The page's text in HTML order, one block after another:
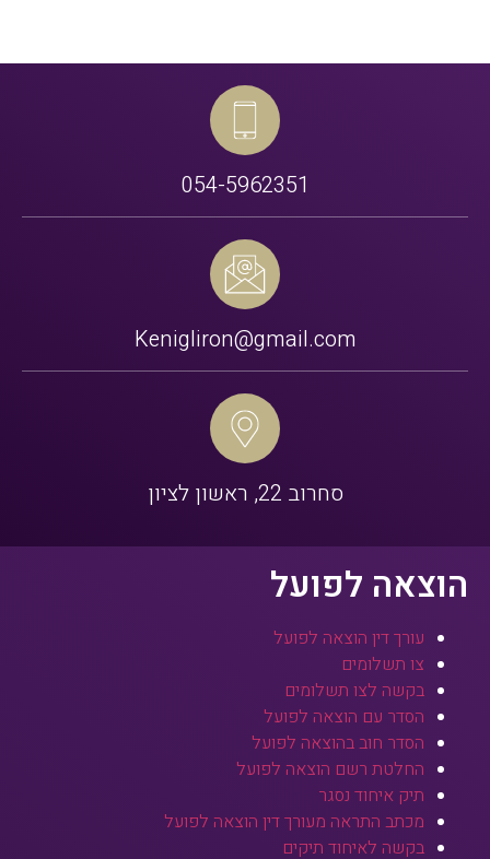
054-5962351
Kenigliron@gmail.com
סחרוב 22, ראשון לציון
הוצאה לפועל
עורך דין הוצאה לפועל
צו תשלומים
בקשה לצו תשלומים
הסדר עם הוצאה לפועל
הסדר חוב בהוצאה לפועל
החלטת רשם הוצאה לפועל
תיק איחוד נסגר
מכתב התראה מעורך דין הוצאה לפועל
בקשה לאיחוד תיקים